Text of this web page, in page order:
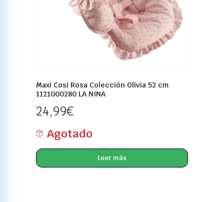
Maxi Cosi Rosa Colección Olivia 52 cm
1121000280 LA NINA
24,99€
Agotado
Leer más